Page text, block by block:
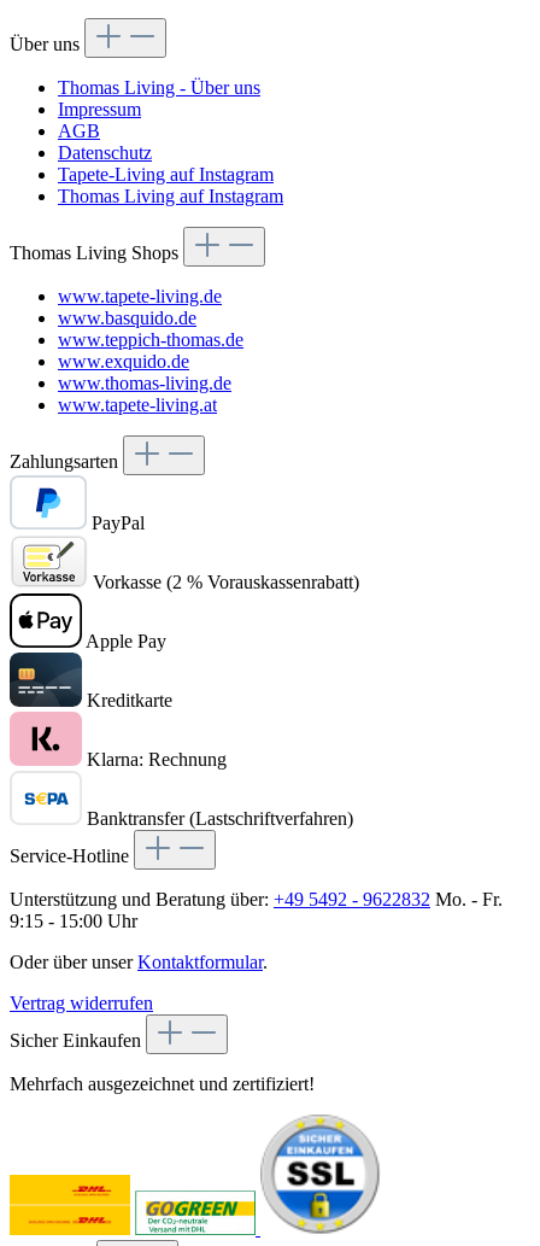
Über uns
Thomas Living - Über uns
Impressum
AGB
Datenschutz
Tapete-Living auf Instagram
Thomas Living auf Instagram
Thomas Living Shops
www.tapete-living.de
www.basquido.de
www.teppich-thomas.de
www.exquido.de
www.thomas-living.de
www.tapete-living.at
Zahlungsarten
PayPal
Vorkasse (2 % Vorauskassenrabatt)
Apple Pay
Kreditkarte
Klarna: Rechnung
Banktransfer (Lastschriftverfahren)
Service-Hotline
Unterstützung und Beratung über: +49 5492 - 9622832 Mo. - Fr.
9:15 - 15:00 Uhr
Oder über unserKontaktformular.
Vertrag widerrufen
Sicher Einkaufen
Mehrfach ausgezeichnet und zertifiziert!